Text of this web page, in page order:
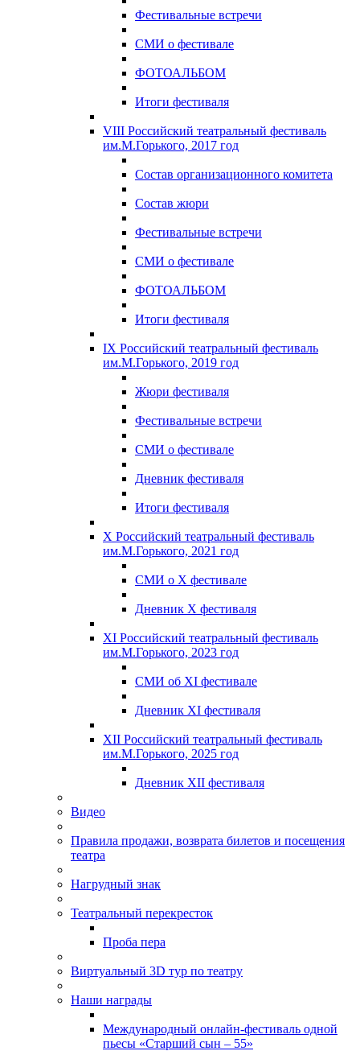
Фестивальные встречи
СМИ о фестивале
ФОТОАЛЬБОМ
Итоги фестиваля
VIII Российский театральный фестиваль
им.М.Горького, 2017 год
Состав организационного комитета
Состав жюри
Фестивальные встречи
СМИ о фестивале
ФОТОАЛЬБОМ
Итоги фестиваля
IX Российский театральный фестиваль
им.М.Горького, 2019 год
Жюри фестиваля
Фестивальные встречи
СМИ о фестивале
Дневник фестиваля
Итоги фестиваля
X Российский театральный фестиваль
им.М.Горького, 2021 год
СМИ о X фестивале
Дневник X фестиваля
XI Российский театральный фестиваль
им.М.Горького, 2023 год
СМИ об XI фестивале
Дневник XI фестиваля
XII Российский театральный фестиваль
им.М.Горького, 2025 год
Дневник XII фестиваля
Видео
Правила продажи, возврата билетов и посещения
театра
Нагрудный знак
Театральный перекресток
Проба пера
Виртуальный 3D тур по театру
Наши награды
Международный онлайн-фестиваль одной
пьесы «Старший сын – 55»